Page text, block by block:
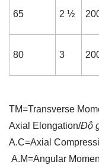
65 2 ½
80 3
TM=Transverse
Axial Elongation/Độ
A.C=Axial
A.M=Angular